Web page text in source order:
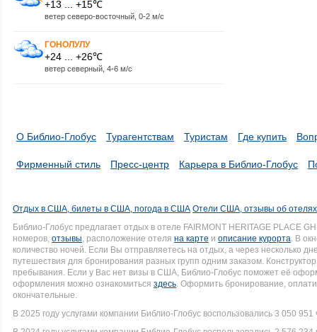
+13 ... +15℃
ветер северо-восточный, 0-2 м/с
ГОНОЛУЛУ
+24 ... +26℃
ветер северный, 4-6 м/с
О Библио-Глобус Турагентствам Туристам Где купить
Фирменный стиль Пресс-центр Карьера в Библио-Глобус
Отдых в США, билеты в США, погода в США Отели США, отзывы об
Библио-Глобус предлагает отдых в отеле FAIRMONT HERITAGE
номеров, отзывы, расположение отеля на карте и описание курорта. В
количество ночей. Если Вы отправляетесь на отдых, а через несколько
путешествия для бронирования разных групп одним заказом.
пребывания. Если у Вас нет визы в США, Библио-Глобус поможет её
оформления можно ознакомиться здесь. Оформить бронирование,
окончательные.
В 2025 году услугами компании Библио-Глобус воспользовались 3 050 951